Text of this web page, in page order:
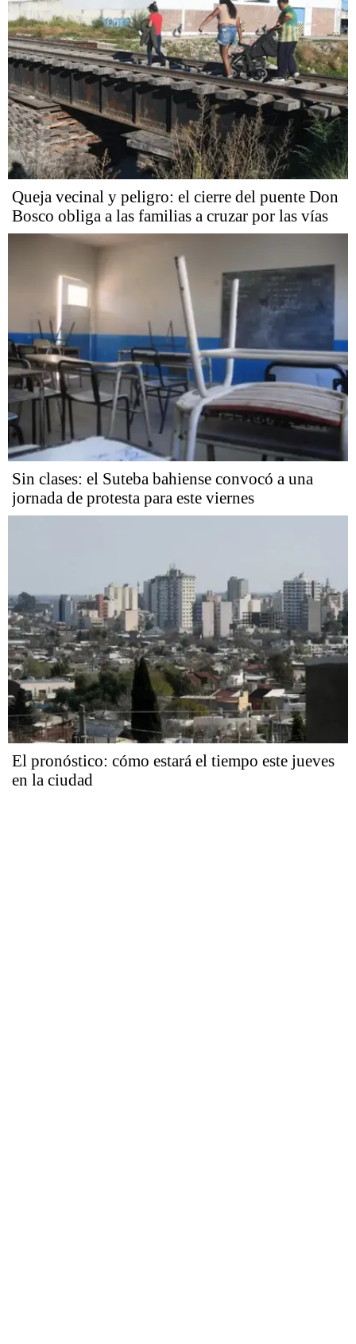
Queja vecinal y peligro: el cierre del puente Don
Bosco obliga a las familias a cruzar por las vías
Sin clases: el Suteba bahiense convocó a una
jornada de protesta para este viernes
El pronóstico: cómo estará el tiempo este jueves
en la ciudad